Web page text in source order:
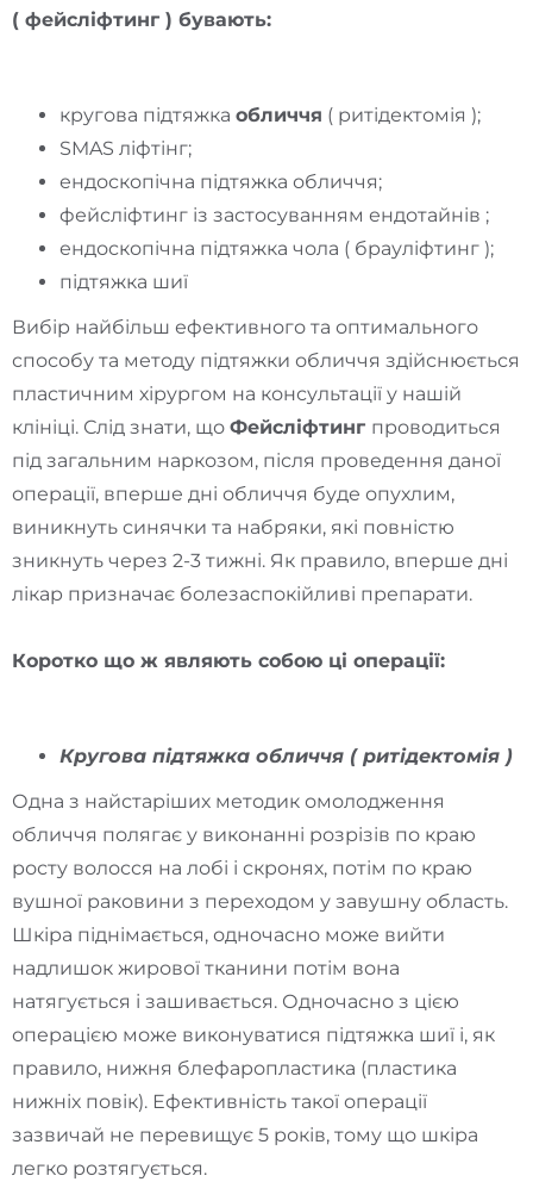
( фейсліфтинг ) бувають:
кругова підтяжка обличчя ( ритідектомія );
SMAS ліфтінг;
ендоскопічна підтяжка обличчя;
фейсліфтинг із застосуванням ендотайнів ;
ендоскопічна підтяжка чола ( брауліфтинг );
підтяжка шиї
Вибір найбільш ефективного та оптимального
способу та методу підтяжки обличчя здійснюється
пластичним хірургом на консультації у нашій
клініці. Слід знати, що Фейсліфтинг проводиться
під загальним наркозом, після проведення даної
операції, вперше дні обличчя буде опухлим,
виникнуть синячки та набряки, які повністю
зникнуть через 2-3 тижні. Як правило, вперше дні
лікар призначає болезаспокійливі препарати.
Коротко що ж являють собою ці операції:
Кругова підтяжка обличчя ( ритідектомія )
Одна з найстаріших методик омолодження
обличчя полягає у виконанні розрізів по краю
росту волосся на лобі і скронях, потім по краю
вушної раковини з переходом у завушну область.
Шкіра піднімається, одночасно може вийти
надлишок жирової тканини потім вона
натягується і зашивається. Одночасно з цією
операцією може виконуватися підтяжка шиї і, як
правило, нижня блефаропластика (пластика
нижніх повік). Ефективність такої операції
зазвичай не перевищує 5 років, тому що шкіра
легко розтягується.